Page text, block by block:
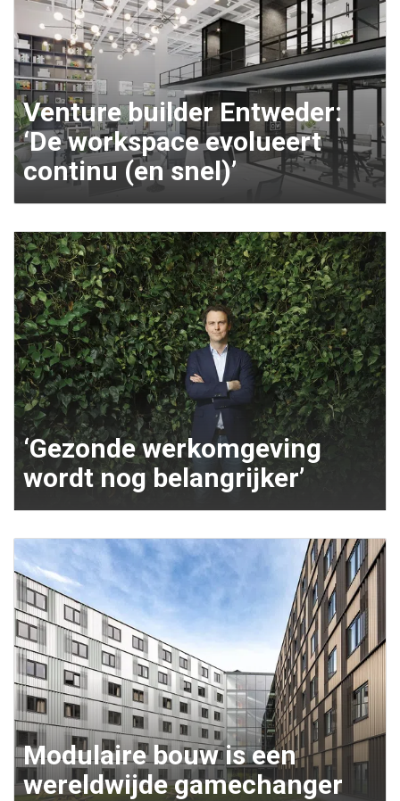
Venture builder Entweder:
‘De workspace evolueert
continu (en snel)’
‘Gezonde werkomgeving
wordt nog belangrijker’
Modulaire bouw is een
wereldwijde gamechanger